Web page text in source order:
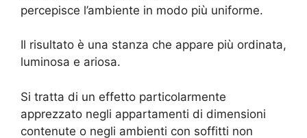
percepisce l’ambiente in modo più uniforme.
Il risultato è una stanza che appare più ordinata,
luminosa e ariosa.
Si tratta di un effetto particolarmente
apprezzato negli appartamenti di dimensioni
contenute o negli ambienti con soffitti non